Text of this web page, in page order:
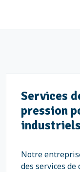
Services
pression
Notre
des services